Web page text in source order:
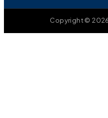
Copyright ©